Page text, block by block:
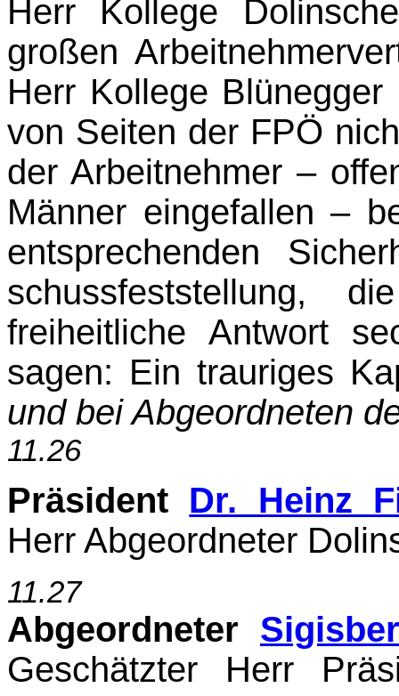
Herr Kollege
großen
Herr Kollege
von Seiten der FPÖ
der Arbeitnehmer –
Männer eingefallen –
entsprechenden
schussfeststellung,
freiheitliche Antwort
sagen: Ein trauriges
und bei Abgeordneten
11.26
Präsident Dr. Heinz
Herr Abgeordneter
11.27
Abgeordneter
Geschätzter Herr